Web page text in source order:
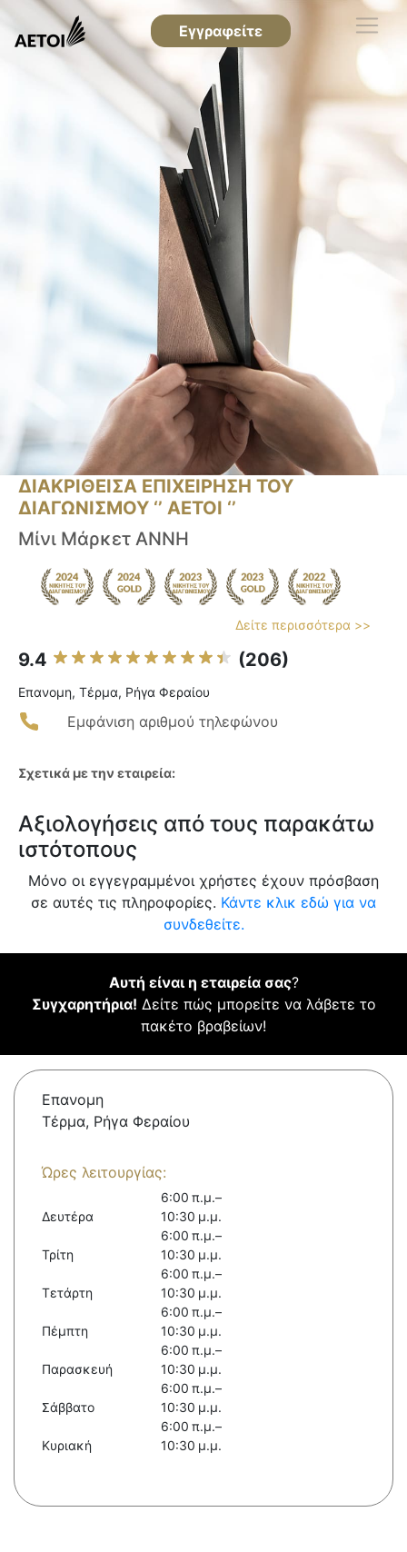
Εγγραφείτε
ΔΙΑΚΡΙΘΕΙΣΑ ΕΠΙΧΕΙΡΗΣΗ ΤΟΥ
ΔΙΑΓΩΝΙΣΜΟΥ ‘’ ΑΕΤΟΙ ‘’
Μίνι Μάρκετ ΑΝΝΗ
Δείτε περισσότερα >>
9.4 (206)
Επανομη, Τέρμα, Ρήγα Φεραίου
Εμφάνιση αριθμού τηλεφώνου
Σχετικά με την εταιρεία:
Αξιολογήσεις από τους παρακάτω
ιστότοπους
Μόνο οι εγγεγραμμένοι χρήστες έχουν πρόσβαση
σε αυτές τις πληροφορίες. Κάντε κλικ εδώ για να
συνδεθείτε.
Αυτή είναι η εταιρεία σας?
Συγχαρητήρια! Δείτε πώς μπορείτε να λάβετε το
πακέτο βραβείων!
Επανομη
Τέρμα, Ρήγα Φεραίου
Ώρες λειτουργίας:
Δευτέρα
6:00 π.μ.–
10:30 μ.μ.
Τρίτη
6:00 π.μ.–
10:30 μ.μ.
Τετάρτη
6:00 π.μ.–
10:30 μ.μ.
Πέμπτη
6:00 π.μ.–
10:30 μ.μ.
Παρασκευή
6:00 π.μ.–
10:30 μ.μ.
Σάββατο
6:00 π.μ.–
10:30 μ.μ.
Κυριακή
6:00 π.μ.–
10:30 μ.μ.